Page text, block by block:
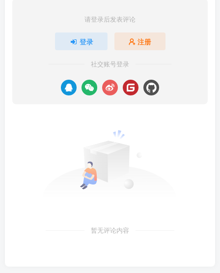
请登录后发表评论
登录 注册
社交账号登录
暂无评论内容